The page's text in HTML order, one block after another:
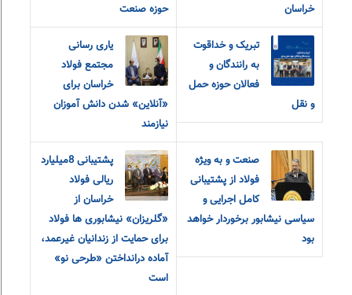
خراسان حوزه صنعت
تبریک و خداقوت
به رانندگان و
فعالان حوزه حمل
و نقل
یاری رسانی
مجتمع فولاد
خراسان برای
«آنلاین» شدن دانش آموزان
نیازمند
صنعت و به ویژه
فولاد از پشتیبانی
کامل اجرایی و
سیاسی نیشابور برخوردار خواهد
بود
پشتیبانی 8میلیارد
ریالی فولاد
خراسان از
«گلریزان» نیشابوری ها فولاد
برای حمایت از زندانیان غیرعمد،
آماده درانداختن «طرحی نو»
است